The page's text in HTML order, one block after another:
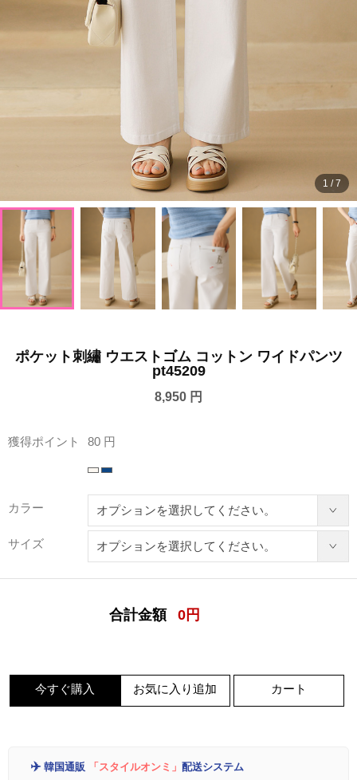
1 /7
ポケット刺繡 ウエストゴム コットン ワイドパンツ
pt45209
8,950 円
獲得ポイント 80 円
カラー
サイズ
合計金額 0 円
今すぐ購入 お気に入り追加 カート
✈️ 韓国通販 「スタイルオンミ」 配送システム